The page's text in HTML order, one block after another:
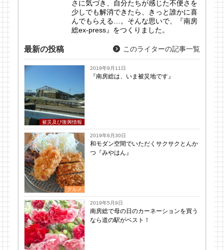
さに気づき、自分たちが感じた不便さを
少しでも解消できたら、きっと誰かに喜
んでもらえる…。そんな思いで、『南房
総ex-press』をつくりました。
最新の投稿 このライターの記事一覧
被災及び復興情報
2019年9月11日
『南房総は、いま被災地です』
グルメ
2019年6月30日
和モダン空間でいただくサクサクとんか
つ『みやはん』
2019年5月9日
南房総で母の日のカーネーションを買う
なら道の駅がベスト！